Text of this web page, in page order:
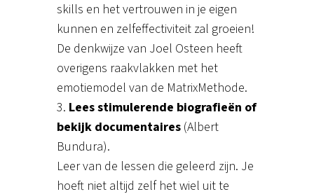
skills en het vertrouwen in je eigen
kunnen en zelfeffectiviteit zal groeien!
De denkwijze van Joel Osteen heeft
overigens raakvlakken met het
emotiemodel van de MatrixMethode.
3. Lees stimulerende biografieën of
bekijk documentaires(Albert
Bundura).
Leer van de lessen die geleerd zijn. Je
hoeft niet altijd zelf het wiel uit te